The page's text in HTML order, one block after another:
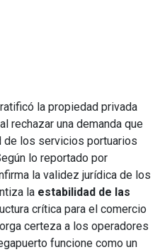
la propiedad privada
al rechazar una demanda que
de los servicios portuarios
lo reportado por
la validez jurídica de los
la estabilidad de las
crítica para el comercio
certeza a los operadores
funcione como un